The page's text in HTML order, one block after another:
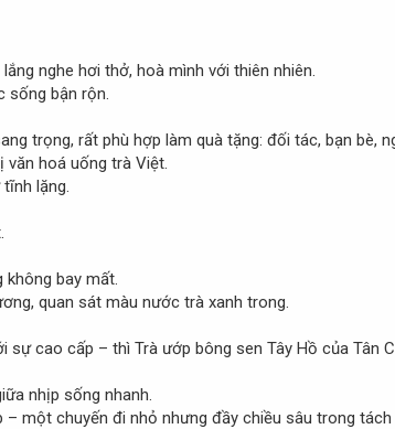
nghe hơi thở, hoà mình với thiên nhiên.
sống bận rộn.
trọng, rất phù hợp làm quà tặng: đối tác, bạn bè,
văn hoá uống trà Việt.
lặng.
không bay mất.
quan sát màu nước trà xanh trong.
cao cấp – thì Trà ướp bông sen Tây Hồ của Tân
nhịp sống nhanh.
một chuyến đi nhỏ nhưng đầy chiều sâu trong tách